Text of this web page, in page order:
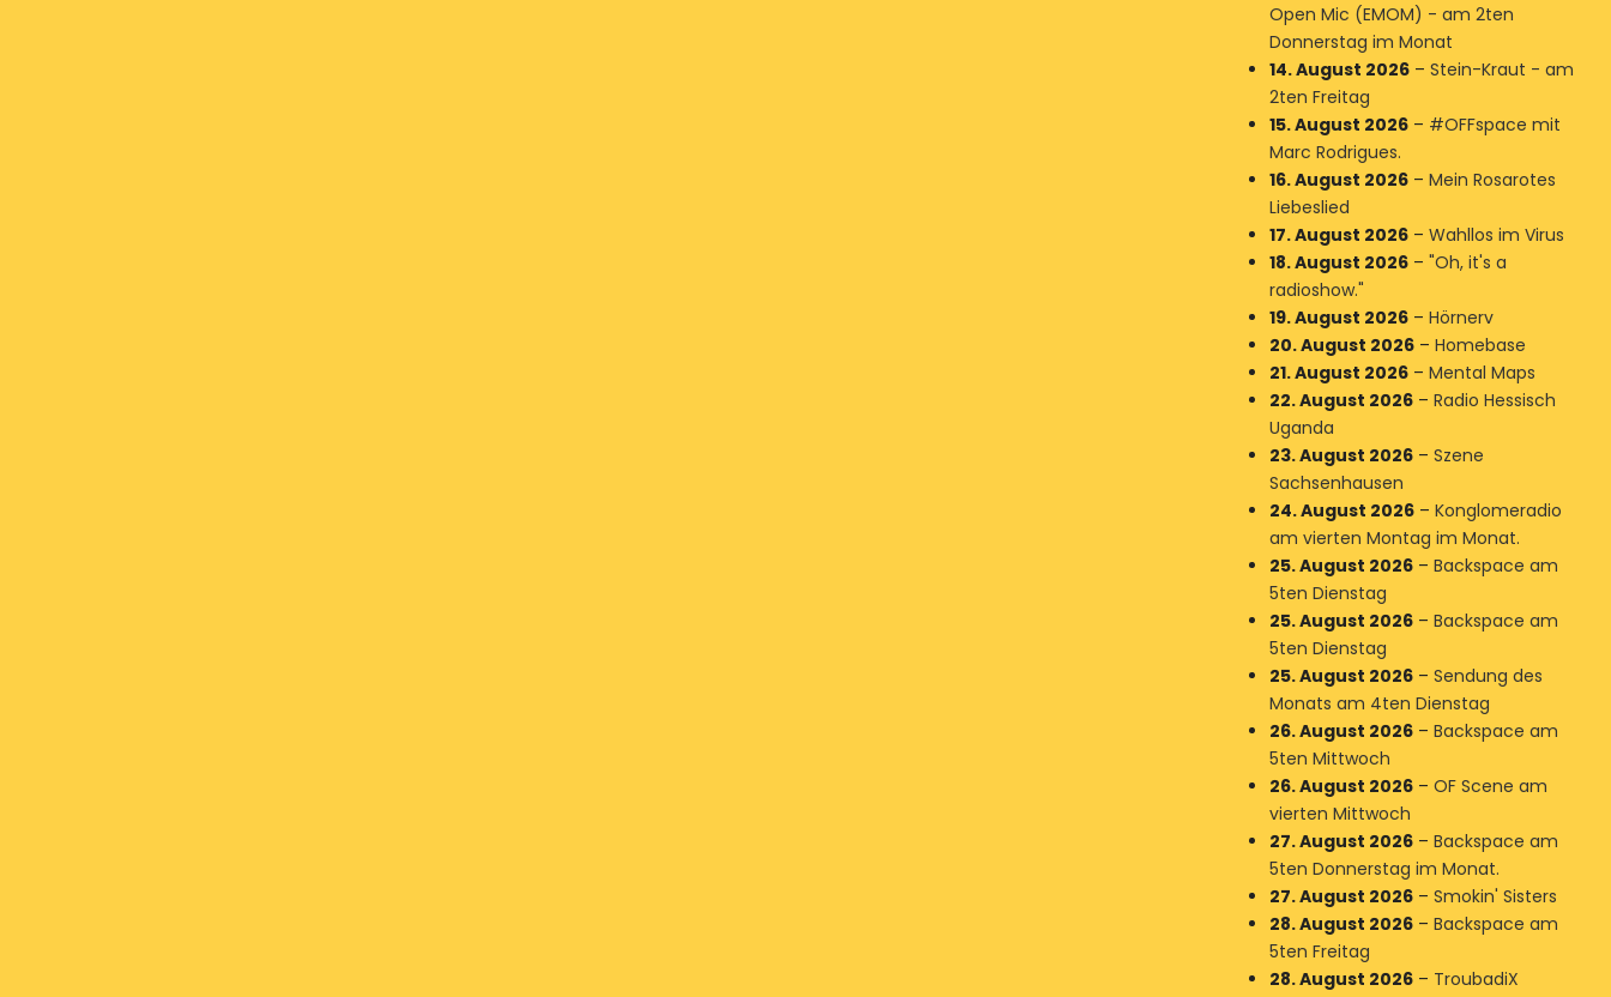
Open Mic (EMOM) - am 2ten
Donnerstag im Monat
14. August 2026– Stein-Kraut - am
2ten Freitag
15. August 2026– #OFFspace mit
Marc Rodrigues.
16. August 2026– Mein Rosarotes
Liebeslied
17. August 2026– Wahllos im Virus
18. August 2026– "Oh, it's a
radioshow."
19. August 2026– Hörnerv
20. August 2026– Homebase
21. August 2026– Mental Maps
22. August 2026– Radio Hessisch
Uganda
23. August 2026– Szene
Sachsenhausen
24. August 2026– Konglomeradio
am vierten Montag im Monat.
25. August 2026– Backspace am
5ten Dienstag
25. August 2026– Backspace am
5ten Dienstag
25. August 2026– Sendung des
Monats am 4ten Dienstag
26. August 2026– Backspace am
5ten Mittwoch
26. August 2026– OF Scene am
vierten Mittwoch
27. August 2026– Backspace am
5ten Donnerstag im Monat.
27. August 2026– Smokin' Sisters
28. August 2026– Backspace am
5ten Freitag
28. August 2026– TroubadiX